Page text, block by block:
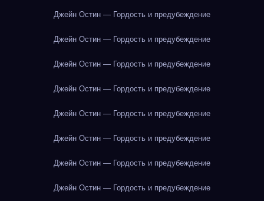
Джейн Остин — Гордость и предубеждение
Джейн Остин — Гордость и предубеждение
Джейн Остин — Гордость и предубеждение
Джейн Остин — Гордость и предубеждение
Джейн Остин — Гордость и предубеждение
Джейн Остин — Гордость и предубеждение
Джейн Остин — Гордость и предубеждение
Джейн Остин — Гордость и предубеждение